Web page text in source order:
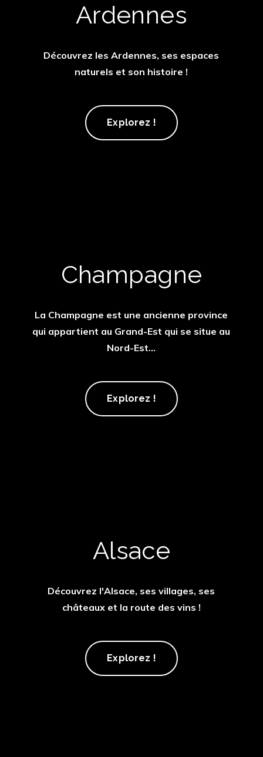
Ardennes
Découvrez les Ardennes, ses espaces
naturels et son histoire !
Ardennes
Explorez !
Champagne
La Champagne est une ancienne province
qui appartient au Grand-Est qui se situe au
Nord-Est...
Champagne
Explorez !
Alsace
Découvrez l'Alsace, ses villages, ses
châteaux et la route des vins !
Alsace
Explorez !